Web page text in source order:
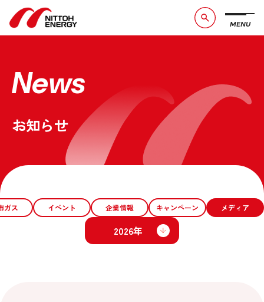
MENU
ブランドメッセージ
事業紹介
お問い合わせ
サービスサイト
News
お知らせ
ガス イベント 企業情報 キャンペーン メディア
2026年